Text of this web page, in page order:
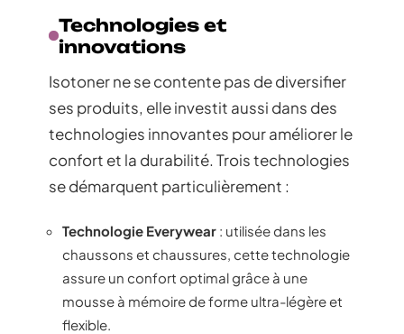
Technologies et
innovations
Isotoner ne se contente pas de diversifier
ses produits, elle investit aussi dans des
technologies innovantes pour améliorer le
confort et la durabilité. Trois technologies
se démarquent particulièrement :
Technologie Everywear : utilisée dans les
chaussons et chaussures, cette technologie
assure un confort optimal grâce à une
mousse à mémoire de forme ultra-légère et
flexible.